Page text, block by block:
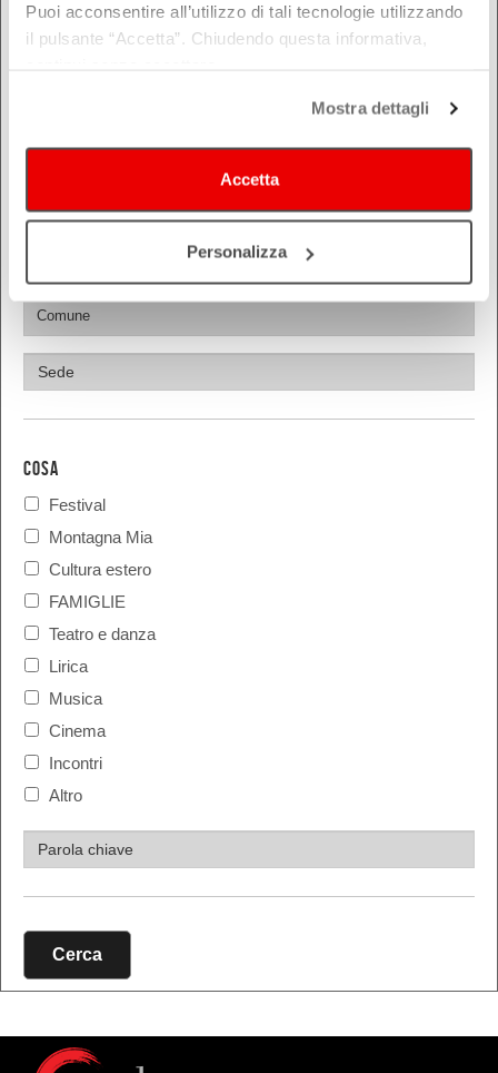
Puoi acconsentire all’utilizzo di tali tecnologie utilizzando
il pulsante “Accetta”. Chiudendo questa informativa,
Mostra dettagli
Accetta
Personalizza
Bologna
Ferrara
Ravenna
COSA
Festival
Montagna Mia
Cultura estero
FAMIGLIE
Teatro e danza
Lirica
Musica
Cinema
Incontri
Altro
Cerca